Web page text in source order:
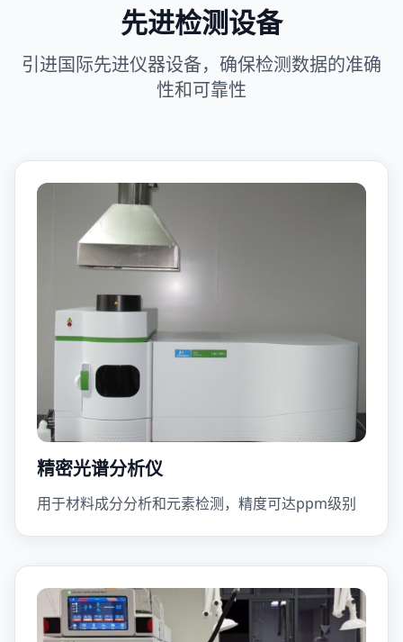
先进检测设备
引进国际先进仪器设备，确保检测数据的准确
性和可靠性
精密光谱分析仪
用于材料成分分析和元素检测，精度可达ppm级别